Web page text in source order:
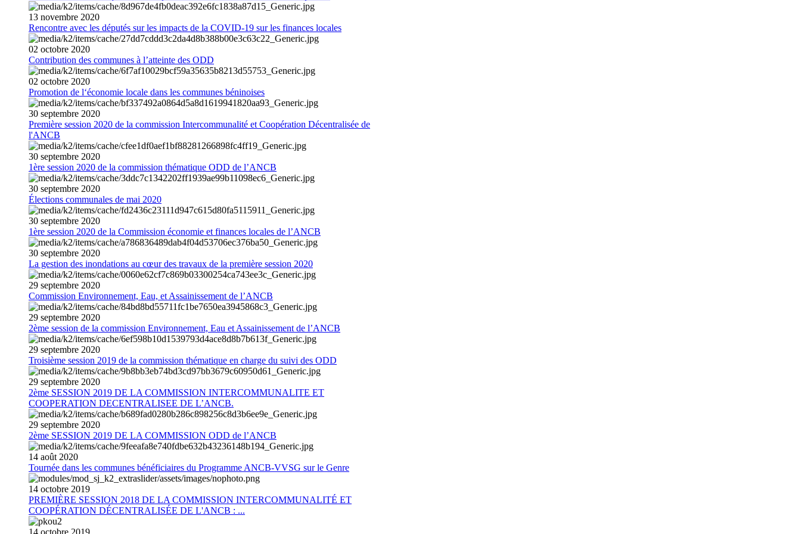
13 novembre 2020
Rencontre avec les députés sur les impacts de la COVID-19 sur les finances locales
02 octobre 2020
Contribution des communes à l’atteinte des ODD
02 octobre 2020
Promotion de l‘économie locale dans les communes béninoises
30 septembre 2020
Première session 2020 de la commission Intercommunalité et Coopération Décentralisée de
l'ANCB
30 septembre 2020
1ère session 2020 de la commission thématique ODD de l’ANCB
30 septembre 2020
Élections communales de mai 2020
30 septembre 2020
1ère session 2020 de la Commission économie et finances locales de l’ANCB
30 septembre 2020
La gestion des inondations au cœur des travaux de la première session 2020
29 septembre 2020
Commission Environnement, Eau, et Assainissement de l’ANCB
29 septembre 2020
2ème session de la commission Environnement, Eau et Assainissement de l’ANCB
29 septembre 2020
Troisième session 2019 de la commission thématique en charge du suivi des ODD
29 septembre 2020
2ème SESSION 2019 DE LA COMMISSION INTERCOMMUNALITE ET
COOPERATION DECENTRALISEE DE L’ANCB.
29 septembre 2020
2ème SESSION 2019 DE LA COMMISSION ODD de l’ANCB
14 août 2020
Tournée dans les communes bénéficiaires du Programme ANCB-VVSG sur le Genre
14 octobre 2019
PREMIÈRE SESSION 2018 DE LA COMMISSION INTERCOMMUNALITÉ ET
COOPÉRATION DÉCENTRALISÉE DE L'ANCB : ...
14 octobre 2019